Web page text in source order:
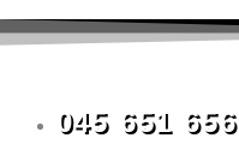
045 651 656